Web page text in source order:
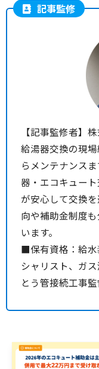
記事監修
【記事監修者】
給湯器交換の現
らメンテナンス
器・エコキュー
が安心して交換
向や補助金制度
います。
■保有資格：給水
シャリスト、ガ
とう管接続工事